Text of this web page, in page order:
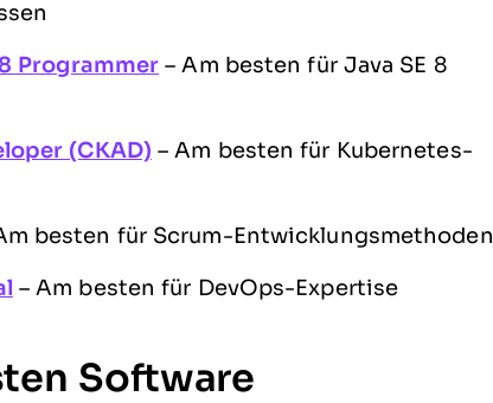
Programmer – Am besten für Java SE 8
(CKAD) – Am besten für Kubernetes-
besten für Scrum-Entwicklungsmethoden
– Am besten für DevOps-Expertise
Software